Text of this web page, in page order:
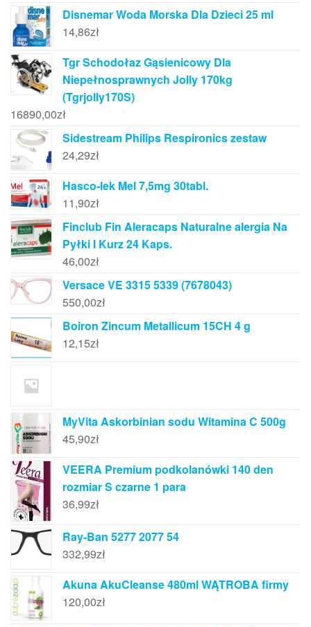
Disnemar Woda Morska Dla Dzieci 25 ml
14,86zł
Tgr Schodołaz Gąsienicowy Dla
Niepełnosprawnych Jolly 170kg
(Tgrjolly170S)
16890,00zł
Sidestream Philips Respironics zestaw
24,29zł
Hasco-lek Mel 7,5mg 30tabl.
11,90zł
Finclub Fin Aleracaps Naturalne alergia Na
Pyłki I Kurz 24 Kaps.
46,00zł
Versace VE 3315 5339 (7678043)
550,00zł
Boiron Zincum Metallicum 15CH 4 g
12,15zł
MyVita Askorbinian sodu Witamina C 500g
45,90zł
VEERA Premium podkolanówki 140 den
rozmiar S czarne 1 para
36,99zł
Ray-Ban 5277 2077 54
332,99zł
Akuna AkuCleanse 480ml WĄTROBA firmy
120,00zł